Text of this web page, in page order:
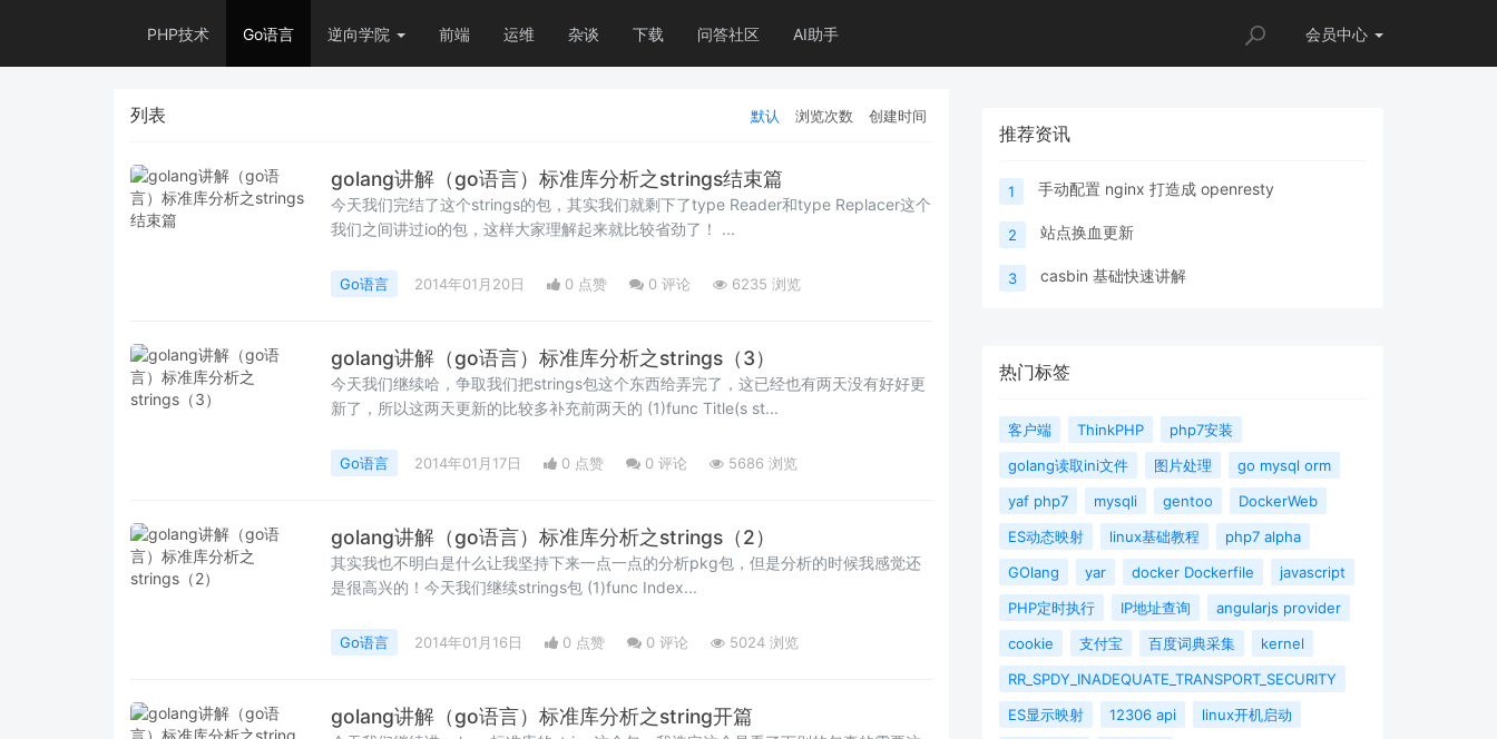
会员中心
PHP技术 Go语言 逆向学院 前端 运维 杂谈 下载 问答社区 AI助手
列表 默认 浏览次数 创建时间
golang讲解（go语言）标准库分析之strings结束篇
今天我们完结了这个strings的包，其实我们就剩下了type Reader和type Replacer这个
我们之间讲过io的包，这样大家理解起来就比较省劲了！ ...
Go语言 2014年01月20日 0 点赞 0 评论 6235 浏览
golang讲解（go语言）标准库分析之strings（3）
今天我们继续哈，争取我们把strings包这个东西给弄完了，这已经也有两天没有好好更
新了，所以这两天更新的比较多补充前两天的 (1)func Title(s st...
Go语言 2014年01月17日 0 点赞 0 评论 5686 浏览
golang讲解（go语言）标准库分析之strings（2）
其实我也不明白是什么让我坚持下来一点一点的分析pkg包，但是分析的时候我感觉还
是很高兴的！今天我们继续strings包 (1)func Index...
Go语言 2014年01月16日 0 点赞 0 评论 5024 浏览
golang讲解（go语言）标准库分析之string开篇
推荐资讯
1 手动配置 nginx 打造成 openresty
2 站点换血更新
3 casbin 基础快速讲解
热门标签
客户端 ThinkPHP
php7安装
golang读取ini文件
图片处理
go mysql orm
yaf php7
mysqli gentoo
DockerWeb
ES动态映射
linux基础教程
php7 alpha
GOlang
yar docker Dockerfile
javascript
PHP定时执行
IP地址查询
angularjs provider
cookie
支付宝 百度词典采集
kernel
RR_SPDY_INADEQUATE_TRANSPORT_SECURITY
ES显示映射
12306 api
linux开机启动